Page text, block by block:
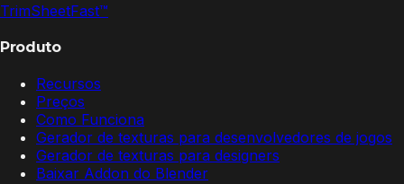
TrimSheetFast™
Produto
Recursos
Preços
Como Funciona
Gerador de texturas para desenvolvedores de jogos
Gerador de texturas para designers
Baixar Addon do Blender